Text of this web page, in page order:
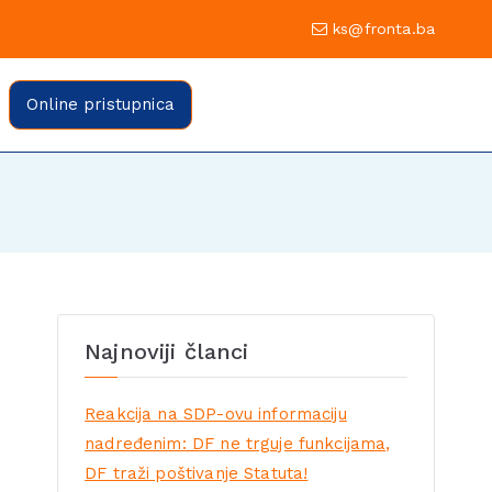
Sarajevo ks@fronta.ba
fronte Sarajevo
Online pristupnica
Najnoviji članci
Reakcija na SDP-ovu informaciju
nadređenim: DF ne trguje funkcijama,
DF traži poštivanje Statuta!